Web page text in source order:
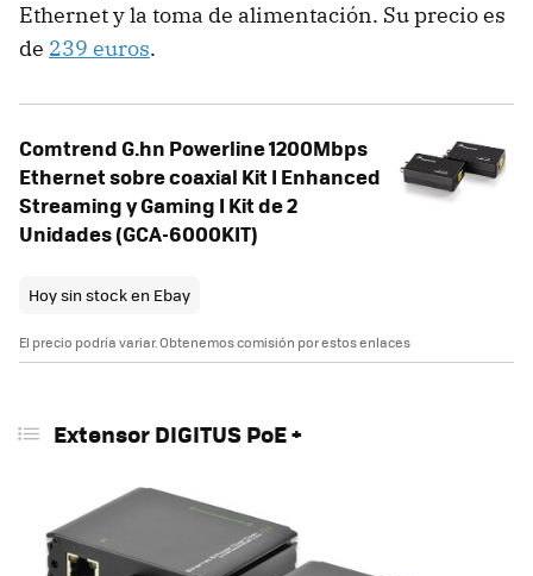
Ethernet y la toma de alimentación. Su precio es
de 239 euros.
Comtrend G.hn Powerline 1200Mbps
Ethernet sobre coaxial Kit I Enhanced
Streaming y Gaming I Kit de 2
Unidades (GCA-6000KIT)
Hoy sin stock en Ebay
El precio podría variar. Obtenemos comisión por estos enlaces
Extensor DIGITUS PoE +